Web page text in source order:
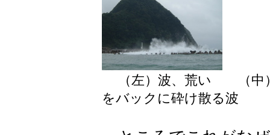
（左）波、荒い （中
をバックに砕け散る波